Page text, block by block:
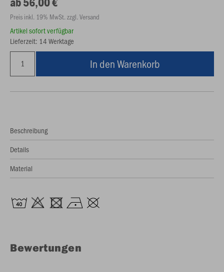
Preis inkl. 19% MwSt. zzgl. Versand
Artikel sofort verfügbar
Lieferzeit: 14 Werktage
In den Warenkorb
Beschreibung
Details
Material
Bewertungen